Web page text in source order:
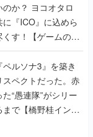
か？ ヨコオタロ
『ICO』に込めら
す！【ゲームの企
ペルソナ3』を築き
ペクトだった。赤
“愚連隊”がシリー
で【橋野桂インタ